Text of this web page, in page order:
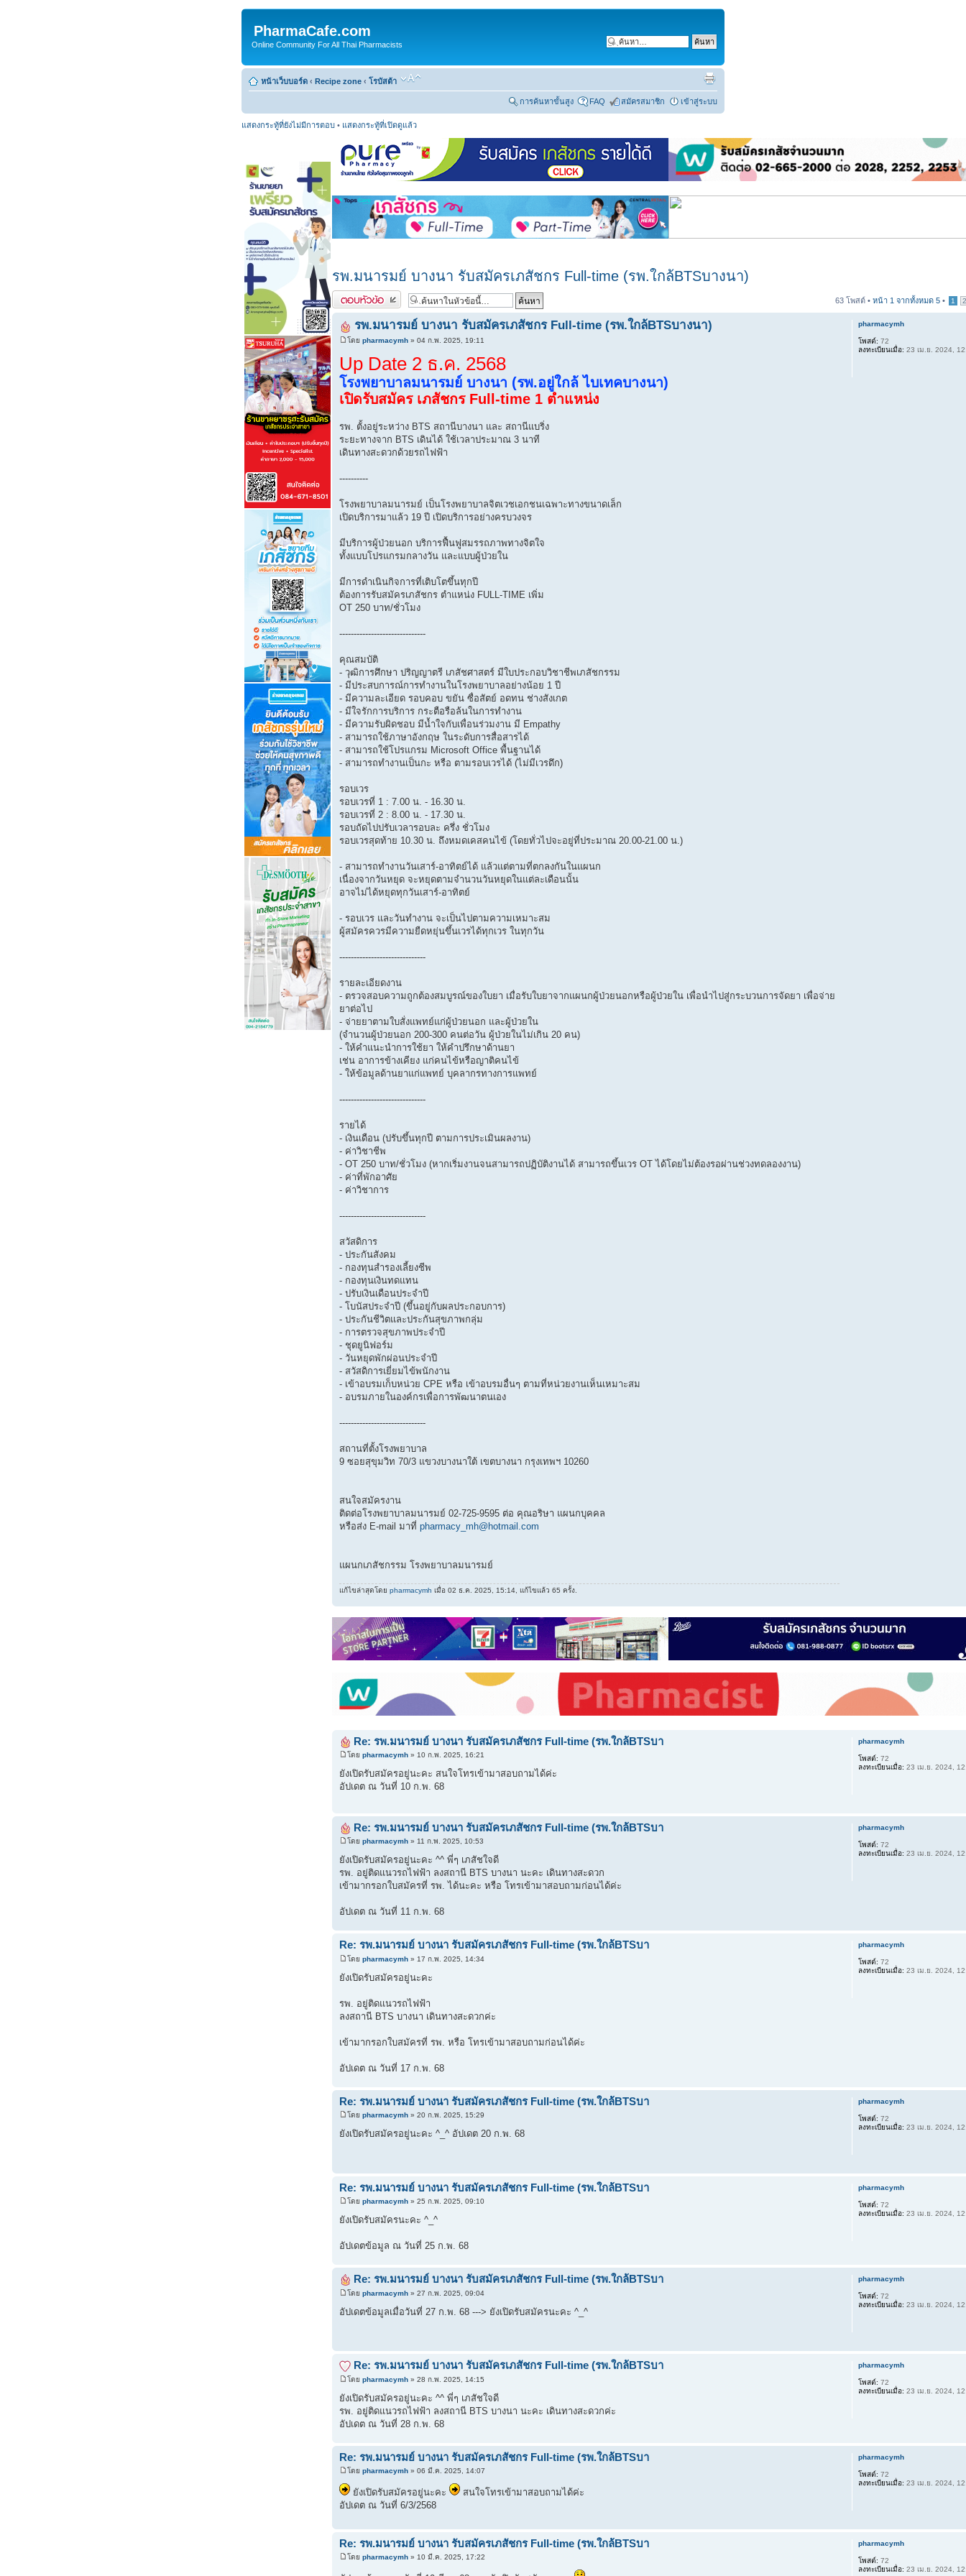
PharmaCafe.com
Online Community For All Thai Pharmacists
หน้าเว็บบอร์ด ‹ Recipe zone ‹ โรบัสต้า
การค้นหาขั้นสูง FAQ สมัครสมาชิก เข้าสู่ระบบ
แสดงกระทู้ที่ยังไม่มีการตอบ • แสดงกระทู้ที่เปิดดูแล้ว
รพ.มนารมย์ บางนา รับสมัครเภสัชกร Full-time (รพ.ใกล้BTSบางนา)
ตอบกระทู้ 63 โพสต์ • หน้า 1 จากทั้งหมด 5 • 1 2
รพ.มนารมย์ บางนา รับสมัครเภสัชกร Full-time (รพ.ใกล้BTSบางนา)
โดย pharmacymh » 04 ก.พ. 2025, 19:11
Up Date 2 ธ.ค. 2568
โรงพยาบาลมนารมย์ บางนา (รพ.อยู่ใกล้ ไบเทคบางนา)
เปิดรับสมัคร เภสัชกร Full-time 1 ตำแหน่ง
รพ. ตั้งอยู่ระหว่าง BTS สถานีบางนา และ สถานีแบริ่ง
ระยะทางจาก BTS เดินได้ ใช้เวลาประมาณ 3 นาที
เดินทางสะดวกด้วยรถไฟฟ้า
----------
โรงพยาบาลมนารมย์ เป็นโรงพยาบาลจิตเวชเอกชนเฉพาะทางขนาดเล็ก
เปิดบริการมาแล้ว 19 ปี เปิดบริการอย่างครบวงจร
มีบริการผู้ป่วยนอก บริการฟื้นฟูสมรรถภาพทางจิตใจ
ทั้งแบบโปรแกรมกลางวัน และแบบผู้ป่วยใน
มีการดำเนินกิจการที่เติบโตขึ้นทุกปี
ต้องการรับสมัครเภสัชกร ตำแหน่ง FULL-TIME เพิ่ม
OT 250 บาท/ชั่วโมง
------------------------------
คุณสมบัติ
- วุฒิการศึกษา ปริญญาตรี เภสัชศาสตร์ มีใบประกอบวิชาชีพเภสัชกรรม
- มีประสบการณ์การทำงานในโรงพยาบาลอย่างน้อย 1 ปี
- มีความละเอียด รอบคอบ ขยัน ซื่อสัตย์ อดทน ช่างสังเกต
- มีใจรักการบริการ กระตือรือล้นในการทำงาน
- มีความรับผิดชอบ มีน้ำใจกับเพื่อนร่วมงาน มี Empathy
- สามารถใช้ภาษาอังกฤษ ในระดับการสื่อสารได้
- สามารถใช้โปรแกรม Microsoft Office พื้นฐานได้
- สามารถทำงานเป็นกะ หรือ ตามรอบเวรได้ (ไม่มีเวรดึก)
รอบเวร
รอบเวรที่ 1 : 7.00 น. - 16.30 น.
รอบเวรที่ 2 : 8.00 น. - 17.30 น.
รอบถัดไปปรับเวลารอบละ ครึ่ง ชั่วโมง
รอบเวรสุดท้าย 10.30 น. ถึงหมดเคสคนไข้ (โดยทั่วไปจะอยู่ที่ประมาณ 20.00-21.00 น.)
- สามารถทำงานวันเสาร์-อาทิตย์ได้ แล้วแต่ตามที่ตกลงกันในแผนก
เนื่องจากวันหยุด จะหยุดตามจำนวนวันหยุดในแต่ละเดือนนั้น
อาจไม่ได้หยุดทุกวันเสาร์-อาทิตย์
- รอบเวร และวันทำงาน จะเป็นไปตามความเหมาะสม
ผู้สมัครควรมีความยืดหยุ่นขึ้นเวรได้ทุกเวร ในทุกวัน
------------------------------
รายละเอียดงาน
- ตรวจสอบความถูกต้องสมบูรณ์ของใบยา เมื่อรับใบยาจากแผนกผู้ป่วยนอกหรือผู้ป่วยใน เพื่อนำไปสู่กระบวนการจัดยา เพื่อจ่าย
ยาต่อไป
- จ่ายยาตามใบสั่งแพทย์แก่ผู้ป่วยนอก และผู้ป่วยใน
(จำนวนผู้ป่วยนอก 200-300 คนต่อวัน ผู้ป่วยในไม่เกิน 20 คน)
- ให้คำแนะนำการใช้ยา ให้คำปรึกษาด้านยา
เช่น อาการข้างเคียง แก่คนไข้หรือญาติคนไข้
- ให้ข้อมูลด้านยาแก่แพทย์ บุคลากรทางการแพทย์
------------------------------
รายได้
- เงินเดือน (ปรับขึ้นทุกปี ตามการประเมินผลงาน)
- ค่าวิชาชีพ
- OT 250 บาท/ชั่วโมง (หากเริ่มงานจนสามารถปฏิบัติงานได้ สามารถขึ้นเวร OT ได้โดยไม่ต้องรอผ่านช่วงทดลองงาน)
- ค่าที่พักอาศัย
- ค่าวิชาการ
------------------------------
สวัสดิการ
- ประกันสังคม
- กองทุนสำรองเลี้ยงชีพ
- กองทุนเงินทดแทน
- ปรับเงินเดือนประจำปี
- โบนัสประจำปี (ขึ้นอยู่กับผลประกอบการ)
- ประกันชีวิตและประกันสุขภาพกลุ่ม
- การตรวจสุขภาพประจำปี
- ชุดยูนิฟอร์ม
- วันหยุดพักผ่อนประจำปี
- สวัสดิการเยี่ยมไข้พนักงาน
- เข้าอบรมเก็บหน่วย CPE หรือ เข้าอบรมอื่นๆ ตามที่หน่วยงานเห็นเหมาะสม
- อบรมภายในองค์กรเพื่อการพัฒนาตนเอง
------------------------------
สถานที่ตั้งโรงพยาบาล
9 ซอยสุขุมวิท 70/3 แขวงบางนาใต้ เขตบางนา กรุงเทพฯ 10260
สนใจสมัครงาน
ติดต่อโรงพยาบาลมนารมย์ 02-725-9595 ต่อ คุณอริษา แผนกบุคคล
หรือส่ง E-mail มาที่ pharmacy_mh@hotmail.com
แผนกเภสัชกรรม โรงพยาบาลมนารมย์
แก้ไขล่าสุดโดย pharmacymh เมื่อ 02 ธ.ค. 2025, 15:14, แก้ไขแล้ว 65 ครั้ง.
pharmacymh
โพสต์: 72
ลงทะเบียนเมื่อ: 23 เม.ย. 2024,
Re: รพ.มนารมย์ บางนา รับสมัครเภสัชกร Full-time (รพ.ใกล้BTSบา
โดย pharmacymh » 10 ก.พ. 2025, 16:21
ยังเปิดรับสมัครอยู่นะคะ สนใจโทรเข้ามาสอบถามได้ค่ะ
อัปเดต ณ วันที่ 10 ก.พ. 68
pharmacymh
โพสต์: 72
ลงทะเบียนเมื่อ: 23 เม.ย. 2024,
Re: รพ.มนารมย์ บางนา รับสมัครเภสัชกร Full-time (รพ.ใกล้BTSบา
โดย pharmacymh » 11 ก.พ. 2025, 10:53
ยังเปิดรับสมัครอยู่นะคะ ^^ พี่ๆ เภสัชใจดี
รพ. อยู่ติดแนวรถไฟฟ้า ลงสถานี BTS บางนา นะคะ เดินทางสะดวก
เข้ามากรอกใบสมัครที่ รพ. ได้นะคะ หรือ โทรเข้ามาสอบถามก่อนได้ค่ะ
อัปเดต ณ วันที่ 11 ก.พ. 68
pharmacymh
โพสต์: 72
ลงทะเบียนเมื่อ: 23 เม.ย. 2024,
Re: รพ.มนารมย์ บางนา รับสมัครเภสัชกร Full-time (รพ.ใกล้BTSบา
โดย pharmacymh » 17 ก.พ. 2025, 14:34
ยังเปิดรับสมัครอยู่นะคะ
รพ. อยู่ติดแนวรถไฟฟ้า
ลงสถานี BTS บางนา เดินทางสะดวกค่ะ
เข้ามากรอกใบสมัครที่ รพ. หรือ โทรเข้ามาสอบถามก่อนได้ค่ะ
อัปเดต ณ วันที่ 17 ก.พ. 68
pharmacymh
โพสต์: 72
ลงทะเบียนเมื่อ: 23 เม.ย. 2024,
Re: รพ.มนารมย์ บางนา รับสมัครเภสัชกร Full-time (รพ.ใกล้BTSบา
โดย pharmacymh » 20 ก.พ. 2025, 15:29
ยังเปิดรับสมัครอยู่นะคะ ^_^ อัปเดต 20 ก.พ. 68
pharmacymh
โพสต์: 72
ลงทะเบียนเมื่อ: 23 เม.ย. 2024,
Re: รพ.มนารมย์ บางนา รับสมัครเภสัชกร Full-time (รพ.ใกล้BTSบา
โดย pharmacymh » 25 ก.พ. 2025, 09:10
ยังเปิดรับสมัครนะคะ ^_^
อัปเดตข้อมูล ณ วันที่ 25 ก.พ. 68
pharmacymh
โพสต์: 72
ลงทะเบียนเมื่อ: 23 เม.ย. 2024,
Re: รพ.มนารมย์ บางนา รับสมัครเภสัชกร Full-time (รพ.ใกล้BTSบา
โดย pharmacymh » 27 ก.พ. 2025, 09:04
อัปเดตข้อมูลเมื่อวันที่ 27 ก.พ. 68 ---> ยังเปิดรับสมัครนะคะ ^_^
pharmacymh
โพสต์: 72
ลงทะเบียนเมื่อ: 23 เม.ย. 2024,
Re: รพ.มนารมย์ บางนา รับสมัครเภสัชกร Full-time (รพ.ใกล้BTSบา
โดย pharmacymh » 28 ก.พ. 2025, 14:15
ยังเปิดรับสมัครอยู่นะคะ ^^ พี่ๆ เภสัชใจดี
รพ. อยู่ติดแนวรถไฟฟ้า ลงสถานี BTS บางนา นะคะ เดินทางสะดวกค่ะ
อัปเดต ณ วันที่ 28 ก.พ. 68
pharmacymh
โพสต์: 72
ลงทะเบียนเมื่อ: 23 เม.ย. 2024,
Re: รพ.มนารมย์ บางนา รับสมัครเภสัชกร Full-time (รพ.ใกล้BTSบา
โดย pharmacymh » 06 มี.ค. 2025, 14:07
ยังเปิดรับสมัครอยู่นะคะ
สนใจโทรเข้ามาสอบถามได้ค่ะ
อัปเดต ณ วันที่ 6/3/2568
pharmacymh
โพสต์: 72
ลงทะเบียนเมื่อ: 23 เม.ย. 2024,
Re: รพ.มนารมย์ บางนา รับสมัครเภสัชกร Full-time (รพ.ใกล้BTSบา
โดย pharmacymh » 10 มี.ค. 2025, 17:22
pharmacymh
โพสต์: 72
ลงทะเบียนเมื่อ: 23 เม.ย. 2024,